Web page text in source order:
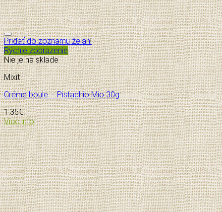
Pridať do zoznamu želaní
Rýchle zobrazenie
Nie je na sklade
Mixit
Créme boule – Pistachio Mio 30g
1.35€
Viac info